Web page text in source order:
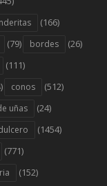
(166)
(79) bordes (26)
(111)
conos (512)
uñas (24)
(1454)
(771)
(152)